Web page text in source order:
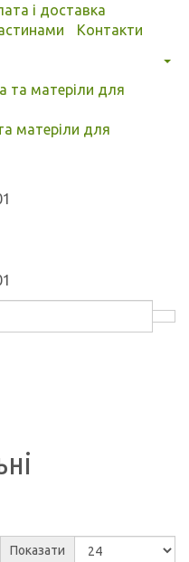
і доставка
Контакти
матеріли для
Показати